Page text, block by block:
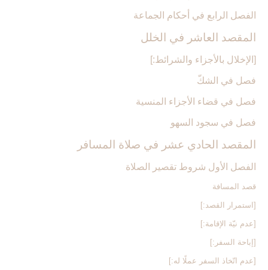
الفصل الرابع في أحكام الجماعة
المقصد العاشر في الخلل‏
[الإخلال بالأجزاء والشرائط:]
فصل في الشكّ
فصل في قضاء الأجزاء المنسية
فصل في سجود السهو
المقصد الحادي عشر في صلاة المسافر
الفصل الأول شروط تقصير الصلاة
قصد المسافة
[استمرار القصد:]
[عدم نيّة الإقامة:]
[إباحة السفر:]
[عدم اتّخاذ السفر عملًا له:]